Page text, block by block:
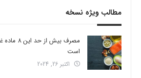
مطالب ویژه نسخه
مصرف بیش
است
اکتبر 26, 2024